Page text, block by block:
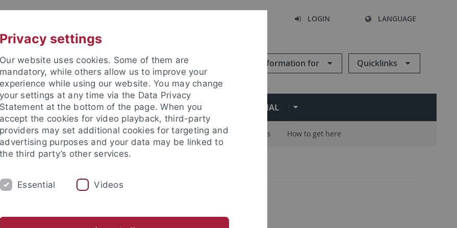
LOGIN LANGUAGE
Information for Quicklinks
RESEARCH FACILITIES INTERNATIONAL
News and publications Life on campus Public engagement Careers How to get here
Privacy settings
Our website uses cookies. Some of them are
mandatory, while others allow us to improve your
experience while using our website. You may change
your settings at any time via the Data Privacy
Statement at the bottom of the page. When you
accept the cookies for video playback, third-party
providers may set additional cookies for targeting and
advertising purposes and your data may be linked to
the third party’s other services.
Essential Videos